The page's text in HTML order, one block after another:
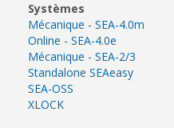
Systèmes
Mécanique - SEA-4.0m
Online - SEA-4.0e
Mécanique - SEA-2/3
Standalone SEAeasy
SEA-OSS
XLOCK